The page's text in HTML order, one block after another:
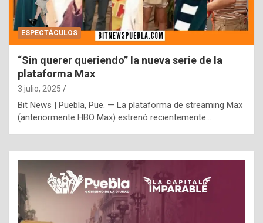
ESPECTÁCULOS
“Sin querer queriendo” la nueva serie de la
plataforma Max
3 julio, 2025
Bit News | Puebla, Pue. — La plataforma de streaming Max
(anteriormente HBO Max) estrenó recientemente…